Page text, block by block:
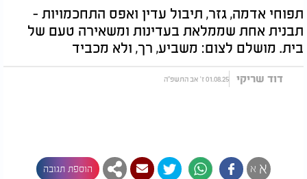
תפוחי אדמה, גזר, תיבול עדין ואפס התחכמויות -
תבנית אחת שממלאת בעדינות ומשאירה טעם של
בית. מושלם לצום: משביע, רך, ולא מכביד
דוד שריקי 01.08.25 ז' אב התשפ"ה
א א הוספת תגובה